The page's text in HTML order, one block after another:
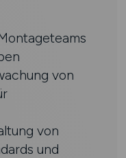
von
von
und